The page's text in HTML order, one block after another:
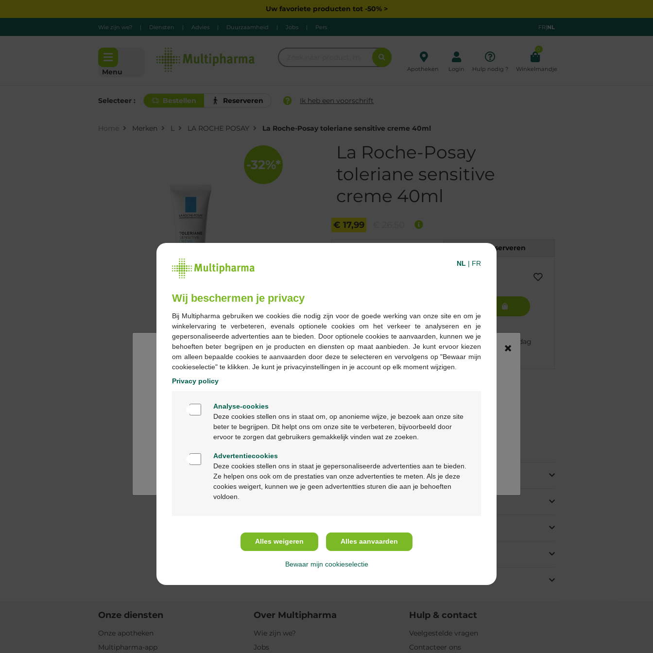
Uw favoriete producten tot -50% >
Wie zijn we? | Diensten | Advies | Duurzaamheid | Jobs | Pers FR|NL
Menu Apotheken Login Hulp nodig ?
0
Winkelmandje
Selecteer : Bestellen Reserveren Ik heb een voorschrift
Home Merken L LA ROCHE POSAY La Roche-Posay toleriane sensitive creme 40ml
-32%*
La Roche-Posay
toleriane sensitive
creme 40ml
€ 17,99
Reserveren
In winkelmandje
Max. aantal = 12
Op werkdagen vóór 12u besteld, volgende werkdag
geleverd
Klantendienst via chat of contactformulier
Beschrijving
Gebruik
Onze diensten
Onze apotheken
Multipharma-app
Over Multipharma
Wie zijn we?
Jobs
Hulp & contact
Veelgestelde vragen
Contacteer ons
×
Ga verder in het nederlands
NL | FR
Wij beschermen je privacy
Bij Multipharma gebruiken we cookies die nodig zijn voor de goede werking van onze site en om je
winkelervaring te verbeteren, evenals optionele cookies om het verkeer te analyseren en je
gepersonaliseerde advertenties aan te bieden. Door optionele cookies te aanvaarden, kunnen we je
behoeften beter begrijpen en je producten en diensten op maat aanbieden. Je kunt ervoor kiezen
om alleen bepaalde cookies te aanvaarden door deze te selecteren en vervolgens op "Bewaar mijn
cookieselectie" te klikken. Je kunt je privacyinstellingen in je account op elk moment wijzigen.
Privacy policy
Analyse-cookies
Deze cookies stellen ons in staat om, op anonieme wijze, je bezoek aan onze site
beter te begrijpen. Dit helpt ons om onze site te verbeteren, bijvoorbeeld door
ervoor te zorgen dat gebruikers gemakkelijk vinden wat ze zoeken.
Advertentiecookies
Deze cookies stellen ons in staat je gepersonaliseerde advertenties aan te bieden.
Ze helpen ons ook om de prestaties van onze advertenties te meten. Als je deze
cookies weigert, kunnen we je geen advertentties sturen die aan je behoeften
voldoen.
Alles weigeren Alles aanvaarden
Bewaar mijn cookieselectie